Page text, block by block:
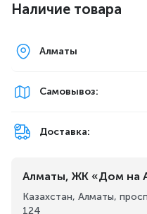
Audio и сразу же
(Полностью совместим
Наличие товара
Алматы
Самовывоз:
Доставка:
Алматы, ЖК «Дом на
Казахстан, Алматы,
124